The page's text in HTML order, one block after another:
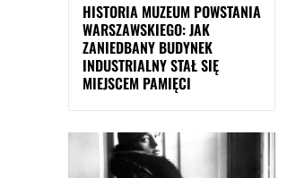
HISTORIA MUZEUM POWSTANIA
WARSZAWSKIEGO: JAK
ZANIEDBANY BUDYNEK
INDUSTRIALNY STAŁ SIĘ
MIEJSCEM PAMIĘCI